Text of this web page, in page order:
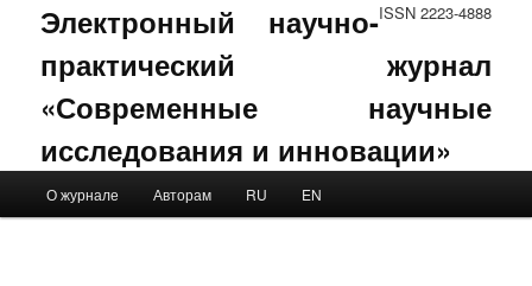
ISSN 2223-4888
Электронный научно-
практический журнал
«Современные научные
исследования и инновации»
Skip to primary content
Skip to secondary content
О журнале Авторам RU EN